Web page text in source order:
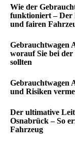
Wie der
funktioniert – Der
und fairen
Gebrauchtwagen
worauf Sie bei
sollten
Gebrauchtwagen
und Risiken
Der ultimative
Osnabrück – So
Fahrzeug